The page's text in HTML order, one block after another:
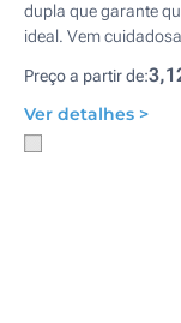
dupla que garante
ideal. Vem
Preço a partir de:
Ver detalhes >